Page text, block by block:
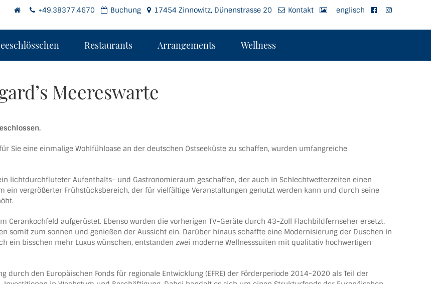
+49.38377.4670 Buchung 17454 Zinnowitz, Dünenstrasse 20 Kontakt englisch
Restaurants Arrangements Wellness
Meereswarte
Sie eine einmalige Wohlfühloase an der deutschen Ostseeküste zu schaffen, wurden umfangreiche
lichtdurchfluteter Aufenthalts- und Gastronomieraum geschaffen, der auch in Schlechtwetterzeiten einen
ein vergrößerter Frühstücksbereich, der für vielfältige Veranstaltungen genutzt werden kann und durch seine
Cerankochfeld aufgerüstet. Ebenso wurden die vorherigen TV-Geräte durch 43-Zoll Flachbildfernseher ersetzt.
somit zum sonnen und genießen der Aussicht ein. Darüber hinaus schaffte eine Modernisierung der Duschen in
ein bisschen mehr Luxus wünschen, entstanden zwei moderne Wellnesssuiten mit qualitativ hochwertigen
durch den Europäischen Fonds für regionale Entwicklung (EFRE) der Förderperiode 2014-2020 als Teil der